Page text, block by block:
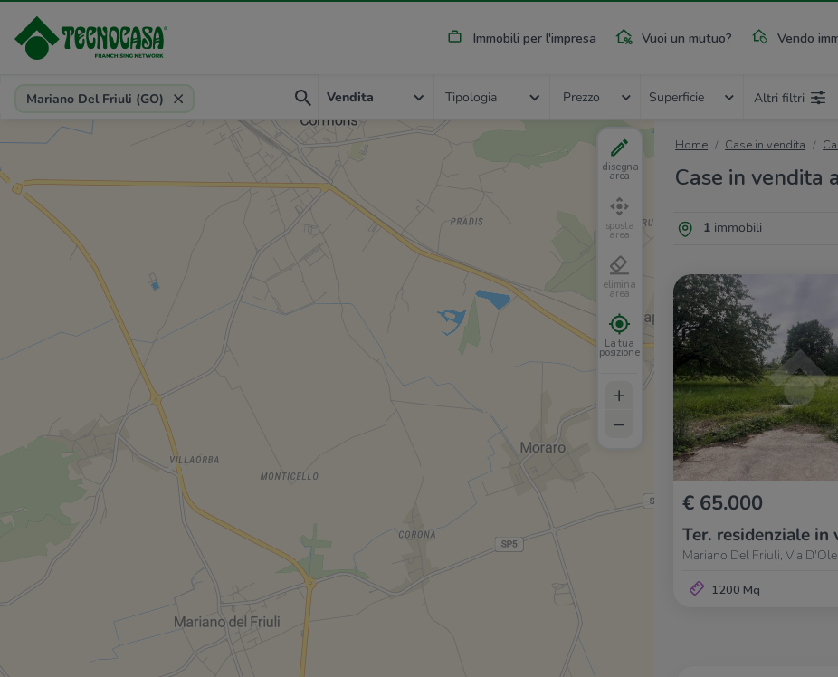
Immobili per l'impresa Vuoi un mutuo? Vendo
Provincia, comune, zona, riferimento
Mariano Del Friuli (GO) Vendita Tipologia Prezzo Superficie Altri filtri
Home Case in vendita
Case in vendita
1immobili
€ 65.000
Ter. residenziale in
Mariano Del Friuli, Via
1200 Mq
disegna
area
sposta
area
elimina
area
La tua
posizione
+
–